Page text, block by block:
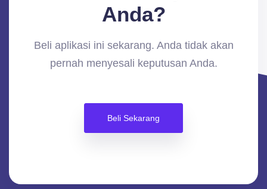
Anda?
Beli aplikasi ini sekarang. Anda tidak akan
pernah menyesali keputusan Anda.
Beli Sekarang